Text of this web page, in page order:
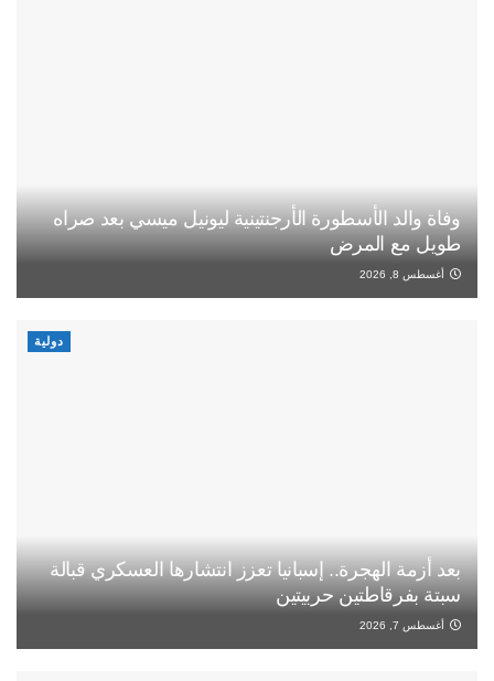
وفاة والد الأسطورة الأرجنتينية ليونيل ميسي بعد صراه
طويل مع المرض
أغسطس 8, 2026
دولية
بعد أزمة الهجرة.. إسبانيا تعزز انتشارها العسكري قبالة
سبتة بفرقاطتين حربيتين
أغسطس 7, 2026